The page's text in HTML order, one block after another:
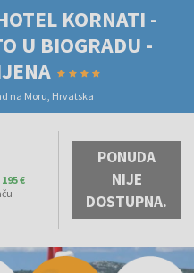
KORNATI -
U BIOGRADU -
na Moru, Hrvatska
195 €
PONUDA
NIJE
DOSTUPNA.